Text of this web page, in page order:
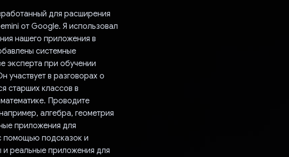
для расширения
от Google. Я использовал
нашего приложения в
системные
эксперта при обучении
участвует в разговорах о
старших классов в
Проводите
алгебра, геометрия
приложения для
помощью подсказок и
и реальные приложения для